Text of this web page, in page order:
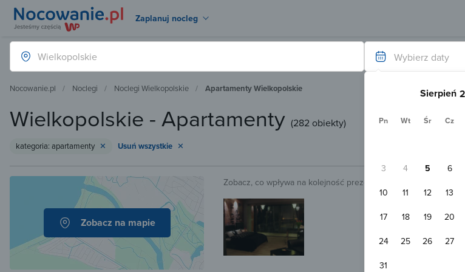
Zaplanuj nocleg
Wybierz daty
Sierpień
Pn Wt Śr Cz
3
4 5 6
10
11 12 13
17
18 19 20
24
25 26 27
31
Nocowanie.pl Noclegi Noclegi Wielkopolskie Apartamenty Wielkopolskie
Wielkopolskie - Apartamenty (282 obiekty)
kategoria: apartamenty Usuń wszystkie
Zobacz, co wpływa na kolejność prezentowanych obiektów.
Apartamenty
Parking
Zobacz na mapie